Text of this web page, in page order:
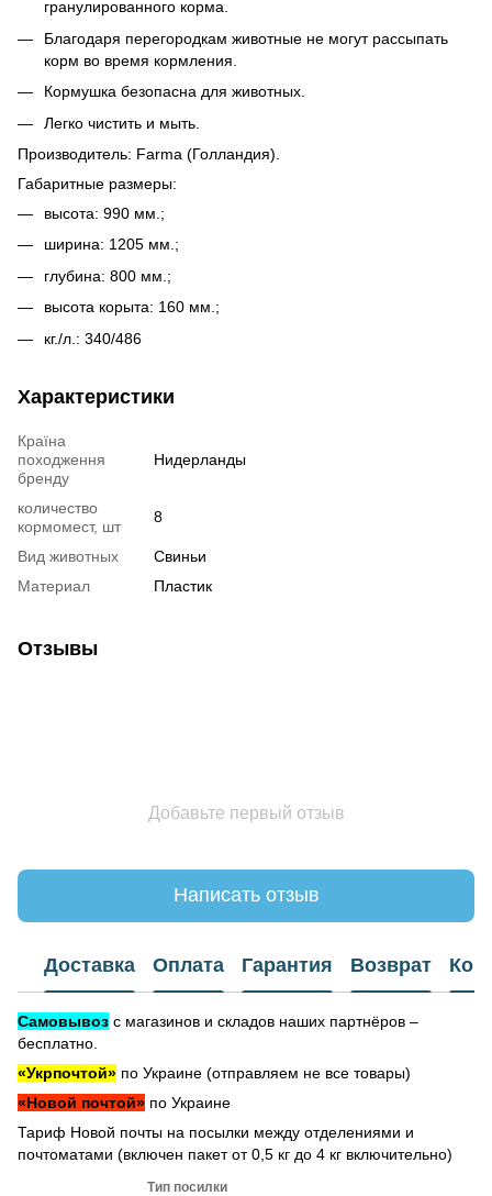
гранулированного корма.
Благодаря перегородкам животные не могут рассыпать
корм во время кормления.
Кормушка безопасна для животных.
Легко чистить и мыть.
Производитель: Farma (Голландия).
Габаритные размеры:
высота: 990 мм.;
ширина: 1205 мм.;
глубина: 800 мм.;
высота корыта: 160 мм.;
кг./л.: 340/486
Характеристики
Країна
походження
бренду
Нидерланды
количество
кормомест, шт
8
Вид животных
Свиньи
Материал
Пластик
Отзывы
Добавьте первый отзыв
Написать отзыв
Доставка Оплата Гарантия Возврат
Самовывоз с магазинов и складов наших партнёров –
бесплатно.
«Укрпочтой» по Украине (отправляем не все товары)
«Новой почтой» по Украине
Тариф Новой почты на посылки между отделениями и
почтоматами (включен пакет от 0,5 кг до 4 кг включительно)
Тип посилки